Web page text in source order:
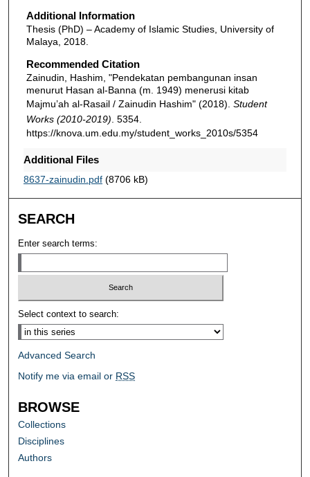
Additional Information
Thesis (PhD) – Academy of Islamic Studies, University of
Malaya, 2018.
Recommended Citation
Zainudin, Hashim, "Pendekatan pembangunan insan
menurut Hasan al-Banna (m. 1949) menerusi kitab
Majmu’ah al-Rasail / Zainudin Hashim" (2018). Student
Works (2010-2019) . 5354.
https://knova.um.edu.my/student_works_2010s/5354
Additional Files
8637-zainudin.pdf(8706 kB)
SEARCH
Enter search terms:
Select context to search:
Advanced Search
Notify me via email or RSS
BROWSE
Collections
Disciplines
Authors